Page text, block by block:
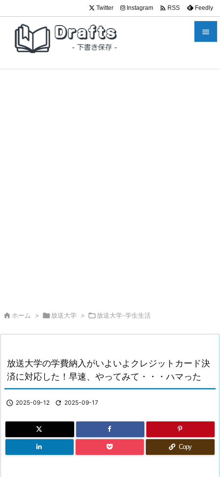

Twitter Instagram  RSS Feedly
 ホーム > 放送大学 > 放送大学-学生生活
放送大学の学費納入がいよいよクレジットカード決
済に対応した！早速、やってみて・・・ハマった
 2025-09-12  2025-09-17
Copy